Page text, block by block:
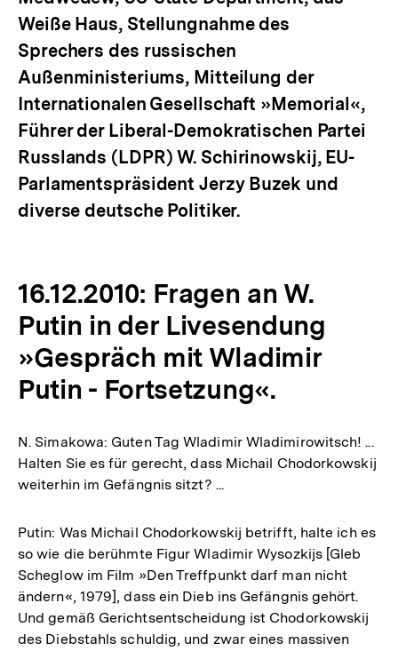
Weiße Haus, Stellungnahme des
Sprechers des russischen
Außenministeriums, Mitteilung der
Internationalen Gesellschaft »Memorial«,
Führer der Liberal-Demokratischen Partei
Russlands (LDPR) W. Schirinowskij, EU-
Parlamentspräsident Jerzy Buzek und
diverse deutsche Politiker.
16.12.2010: Fragen an W.
Putin in der Livesendung
»Gespräch mit Wladimir
Putin - Fortsetzung«.
N. Simakowa: Guten Tag Wladimir Wladimirowitsch! ...
Halten Sie es für gerecht, dass Michail Chodorkowskij
weiterhin im Gefängnis sitzt? ...
Putin: Was Michail Chodorkowskij betrifft, halte ich es
so wie die berühmte Figur Wladimir Wysozkijs [Gleb
Scheglow im Film »Den Treffpunkt darf man nicht
ändern«, 1979], dass ein Dieb ins Gefängnis gehört.
Und gemäß Gerichtsentscheidung ist Chodorkowskij
des Diebstahls schuldig, und zwar eines massiven